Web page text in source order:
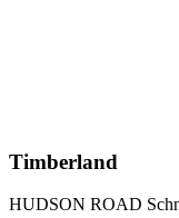
Timberland
HUDSON ROAD